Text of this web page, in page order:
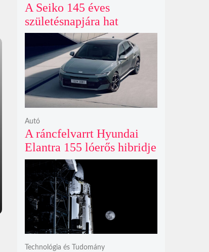
A Seiko 145 éves
születésnapjára hat
limitált kiadású Edo-lila
számlapos modellt hozott
ki
A ráncfelvarrt Hyundai
Elantra 155 lóerős hibridje
és prémium utastere
komoly belsőtéri ugrást
hoz
Autó
Technológia és Tudomány